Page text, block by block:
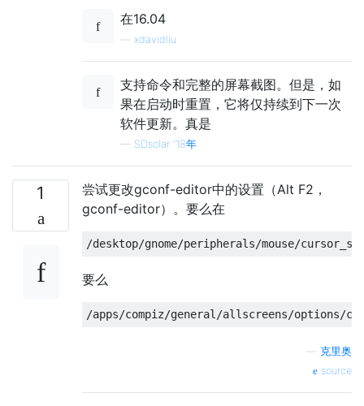
在16.04
xdavidliu
支持命令和完整的屏幕截图。但是，如
果在启动时重置，它将仅持续到下一次
软件更新。真是
— SDsolar '18年
1
尝试更改gconf-editor中的设置（Alt F2，
gconf-editor）。要么在
要么
克里奥
source